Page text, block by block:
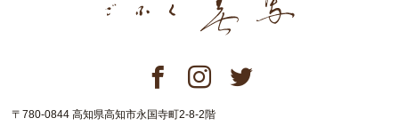
〒780-0844 高知県高知市永国寺町2-8-2階